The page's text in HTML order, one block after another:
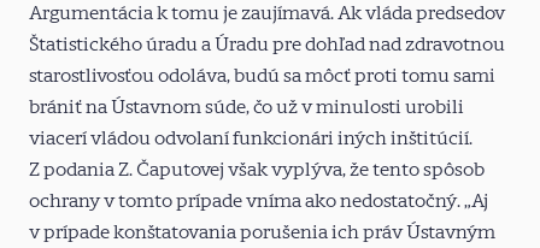
Argumentácia k tomu je zaujímavá. Ak vláda predsedov
Štatistického úradu a Úradu pre dohľad nad zdravotnou
starostlivosťou odoláva, budú sa môcť proti tomu sami
brániť na Ústavnom súde, čo už v minulosti urobili
viacerí vládou odvolaní funkcionári iných inštitúcií.
Z podania Z. Čaputovej však vyplýva, že tento spôsob
ochrany v tomto prípade vníma ako nedostatočný. „Aj
v prípade konštatovania porušenia ich práv Ústavným